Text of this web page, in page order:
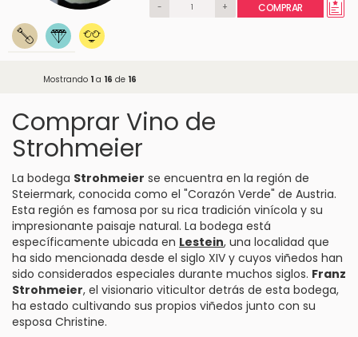
- + COMPRAR
Mostrando 1a 16 de 16
Comprar Vino de
Strohmeier
La bodega Strohmeier se encuentra en la región de
Steiermark, conocida como el "Corazón Verde" de Austria.
Esta región es famosa por su rica tradición vinícola y su
impresionante paisaje natural. La bodega está
específicamente ubicada en Lestein, una localidad que
ha sido mencionada desde el siglo XIV y cuyos viñedos han
sido considerados especiales durante muchos siglos. Franz
Strohmeier, el visionario viticultor detrás de esta bodega,
ha estado cultivando sus propios viñedos junto con su
esposa Christine.